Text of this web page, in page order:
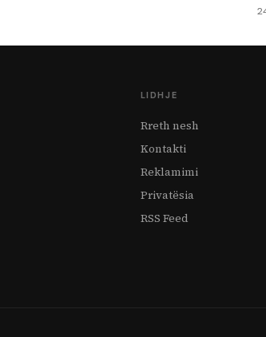
LIDHJE
Rreth nesh
Kontakti
Reklamimi
Privatësia
RSS Feed